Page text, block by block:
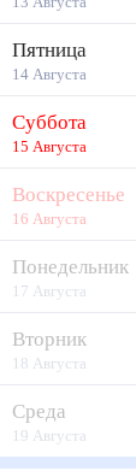
Пятница
14 Августа
Суббота
15 Августа
Воскресенье
16 Августа
Понедельник
17 Августа
Вторник
18 Августа
Среда
19 Августа